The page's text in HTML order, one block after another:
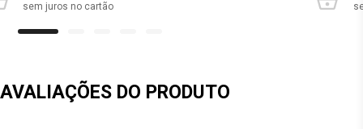
sem juros no cartão
AVALIAÇÕES DO PRODUTO